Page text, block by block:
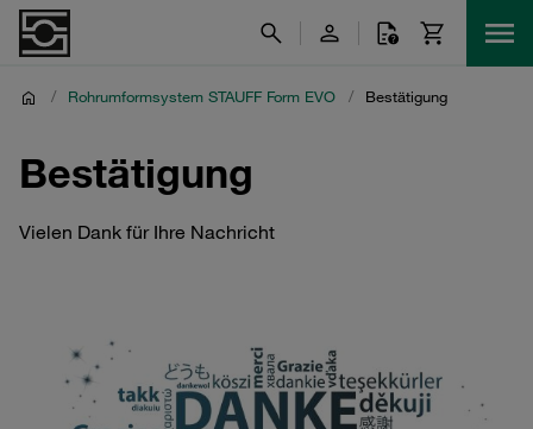
/ Rohrumformsystem STAUFF Form EVO / Bestätigung
Bestätigung
Vielen Dank für Ihre Nachricht